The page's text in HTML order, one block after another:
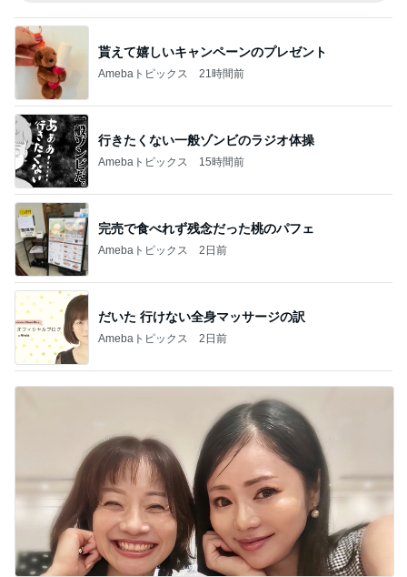
貰えて嬉しいキャンペーンのプレゼント
Amebaトピックス 21時間前
行きたくない一般ゾンビのラジオ体操
Amebaトピックス 15時間前
完売で食べれず残念だった桃のパフェ
Amebaトピックス 2日前
だいた 行けない全身マッサージの訳
Amebaトピックス 2日前